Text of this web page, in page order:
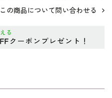
この商品について問い合わせる